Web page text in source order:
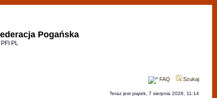
Pogańska
PL
FAQ Szukaj
Teraz jest piątek, 7 sierpnia 2026, 11:14